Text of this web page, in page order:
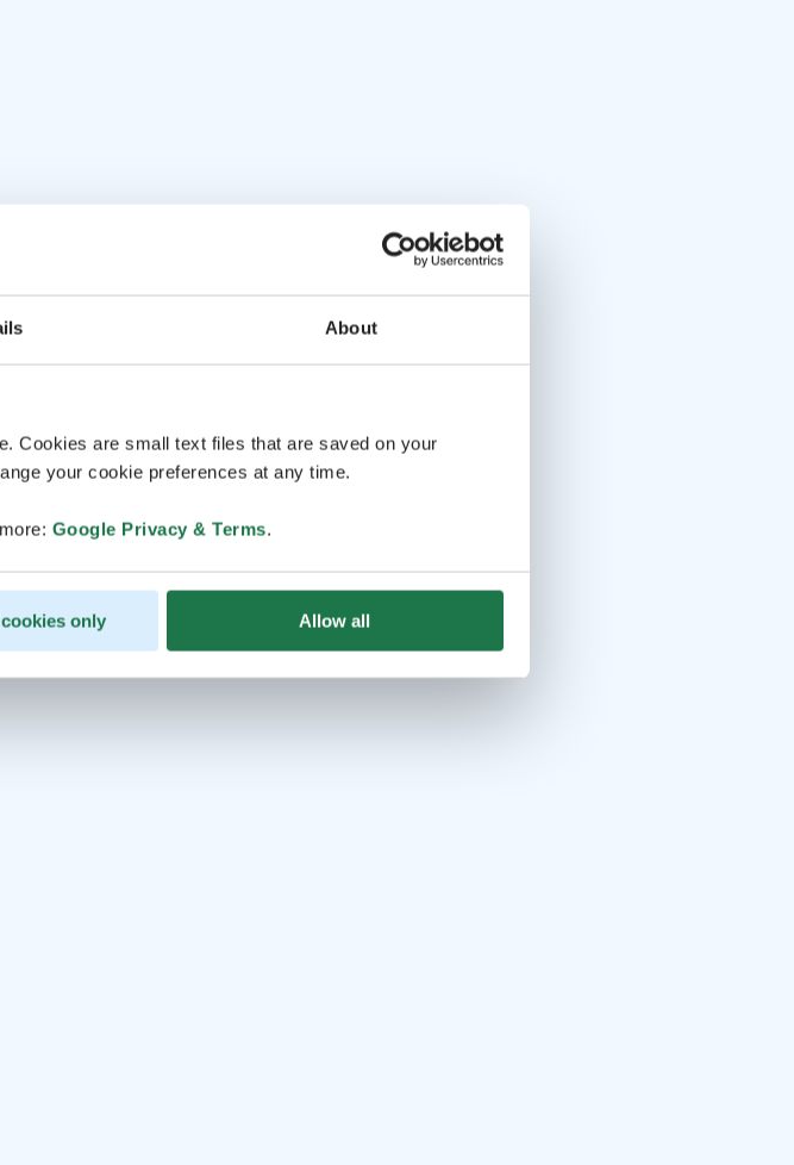
About
Cookies are small text files that are saved on your
your cookie preferences at any time.
Google Privacy & Terms.
only Allow all